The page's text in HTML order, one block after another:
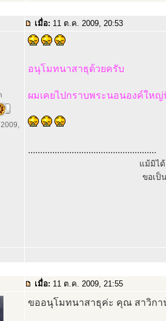
เมื่อ: 11 ต.ค. 2009, 20:53
อนุโมทนาสาธุด้วยครับ
ผมเคยไปกราบพระนอนองค์ให
.....................................................
แม้มิได้
ขอเป็
เมื่อ: 11 ต.ค. 2009, 21:55
ขออนุโมทนาสาธุค่ะ คุณ สาวิก